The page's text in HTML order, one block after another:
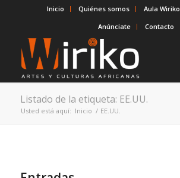
Inicio Quiénes somos Aula Wiriko
Anúnciate
Contacto
Listado de la etiqueta: EE.UU.
Usted está aquí: Inicio / EE.UU.